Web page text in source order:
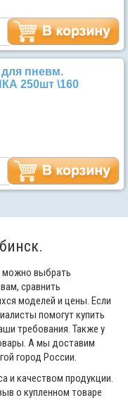
пневм.
250шт \160
можно выбрать
сравнить
моделей и цены. Если
помогут купить
требования. Также у
А мы доставим
город России.
и качеством продукции.
о купленном товаре